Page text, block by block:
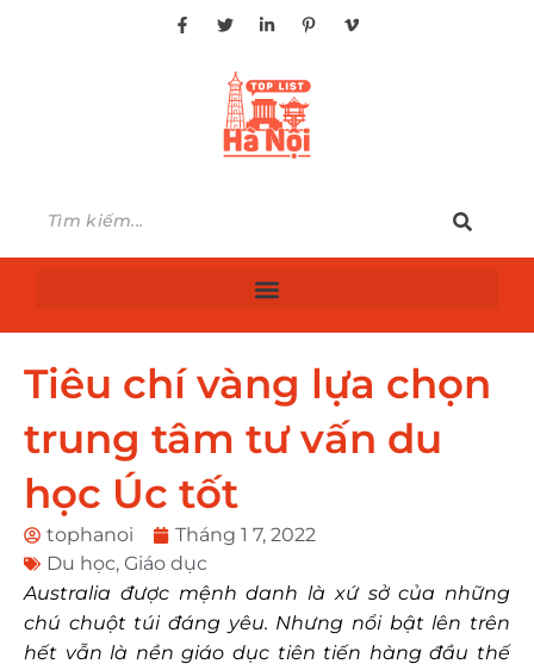
Tiêu chí vàng lựa chọn
trung tâm tư vấn du
học Úc tốt
tophanoi
Tháng 1 7, 2022
Du học, Giáo dục
Australia được mệnh danh là xứ sở của những
chú chuột túi đáng yêu. Nhưng nổi bật lên trên
hết vẫn là nền giáo dục tiên tiến hàng đầu thế